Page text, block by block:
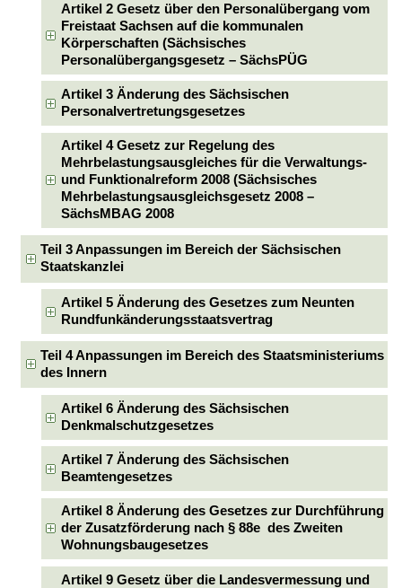
Artikel 2 Gesetz über den Personalübergang vom
Freistaat Sachsen auf die kommunalen
Körperschaften (Sächsisches
Personalübergangsgesetz – SächsPÜG
Artikel 3 Änderung des Sächsischen
Personalvertretungsgesetzes
Artikel 4 Gesetz zur Regelung des
Mehrbelastungsausgleiches für die Verwaltungs-
und Funktionalreform 2008 (Sächsisches
Mehrbelastungsausgleichsgesetz 2008 –
SächsMBAG 2008
Teil 3 Anpassungen im Bereich der Sächsischen
Staatskanzlei
Artikel 5 Änderung des Gesetzes zum Neunten
Rundfunkänderungsstaatsvertrag
Teil 4 Anpassungen im Bereich des Staatsministeriums
des Innern
Artikel 6 Änderung des Sächsischen
Denkmalschutzgesetzes
Artikel 7 Änderung des Sächsischen
Beamtengesetzes
Artikel 8 Änderung des Gesetzes zur Durchführung
der Zusatzförderung nach § 88e des Zweiten
Wohnungsbaugesetzes
Artikel 9 Gesetz über die Landesvermessung und